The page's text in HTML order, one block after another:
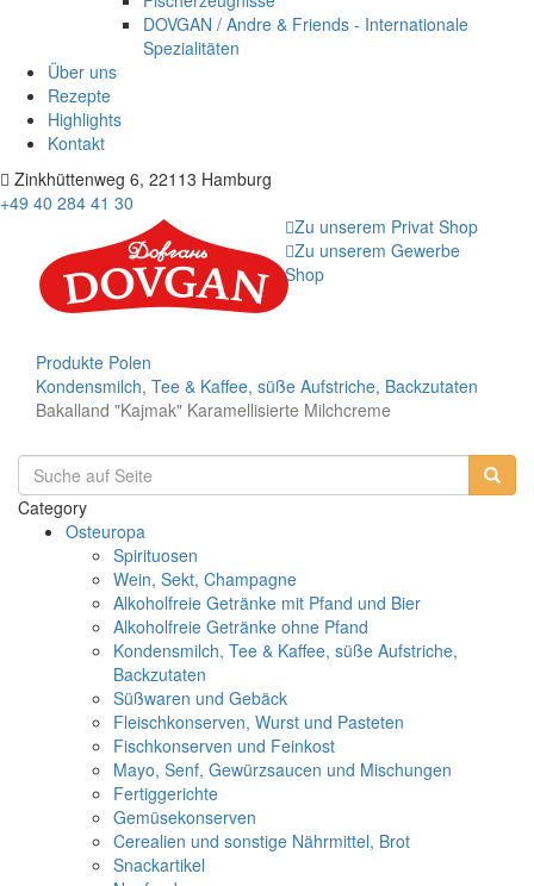
DOVGAN / Andre & Friends - Internationale
Spezialitäten
Über uns
Rezepte
Highlights
Kontakt
Zinkhüttenweg 6, 22113 Hamburg
+49 40 284 41 30
Zu unserem Privat Shop
Zu unserem Gewerbe
Shop
Produkte Polen
Kondensmilch, Tee & Kaffee, süße Aufstriche, Backzutaten
Bakalland "Kajmak" Karamellisierte Milchcreme
Category
Osteuropa
Spirituosen
Wein, Sekt, Champagne
Alkoholfreie Getränke mit Pfand und Bier
Alkoholfreie Getränke ohne Pfand
Kondensmilch, Tee & Kaffee, süße Aufstriche,
Backzutaten
Süßwaren und Gebäck
Fleischkonserven, Wurst und Pasteten
Fischkonserven und Feinkost
Mayo, Senf, Gewürzsaucen und Mischungen
Fertiggerichte
Gemüsekonserven
Cerealien und sonstige Nährmittel, Brot
Snackartikel